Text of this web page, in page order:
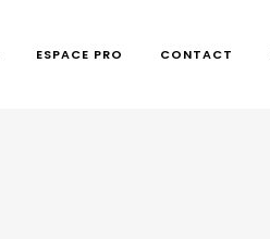
ESPACE PRO CONTACT